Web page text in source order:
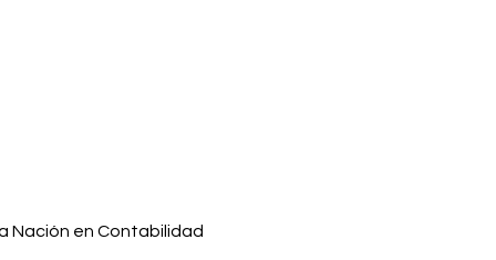
Nación en Contabilidad